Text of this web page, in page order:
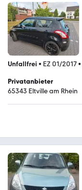
Unfallfrei • EZ 01/2017•
Privatanbieter
65343 Eltville am Rhein